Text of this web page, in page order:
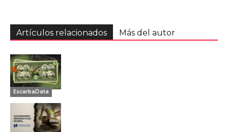
Artículos relacionados Más del autor
EscarbaData